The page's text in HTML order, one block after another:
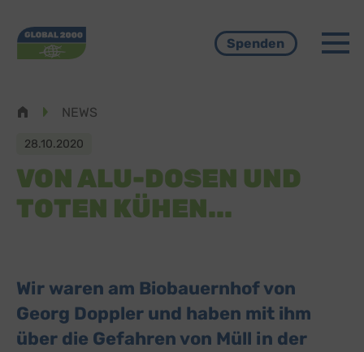
Spenden
NEWS
28.10.2020
VON ALU-DOSEN UND
TOTEN KÜHEN...
Wir waren am Biobauernhof von
Georg Doppler und haben mit ihm
über die Gefahren von Müll in der